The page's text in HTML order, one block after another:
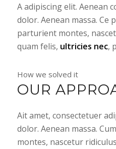
A adipiscing elit. Aenean
dolor. Aenean massa. Ce
parturient montes,
quam felis, ultricies nec,
How we solved it
OUR
Ait amet, consectetuer
dolor. Aenean massa.
montes, nascetur